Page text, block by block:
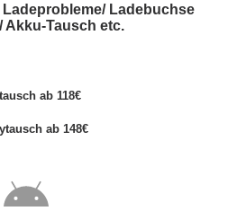
Ladebuchse
Akku-Tausch etc.
ab 118€
ab 148€